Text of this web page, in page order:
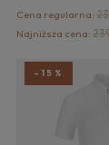
Cena regularna:
Najniższa cena:
-15%